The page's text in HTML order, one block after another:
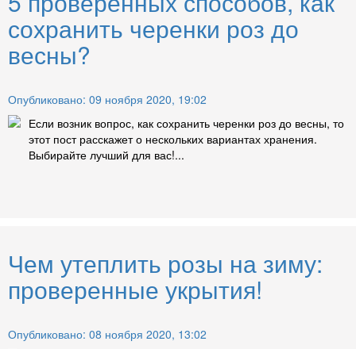
сохранить черенки роз до
весны?
Опубликовано: 09 ноября 2020, 19:02
Если возник вопрос, как сохранить черенки роз до весны, то
этот пост расскажет о нескольких вариантах хранения.
Выбирайте лучший для вас!...
Чем утеплить розы на зиму:
проверенные укрытия!
Опубликовано: 08 ноября 2020, 13:02